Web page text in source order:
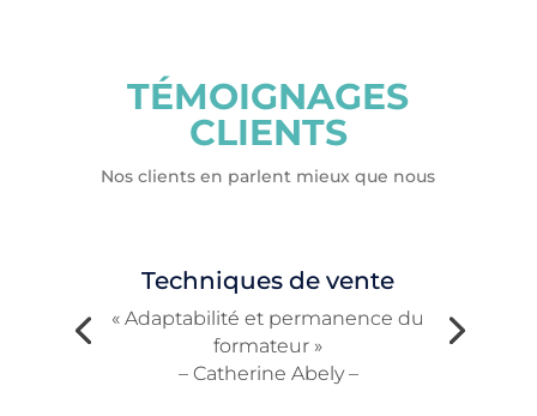
TÉMOIGNAGES
CLIENTS
Nos clients en parlent mieux que nous
Techniques de vente
« Adaptabilité et permanence du
formateur »
– Catherine Abely –